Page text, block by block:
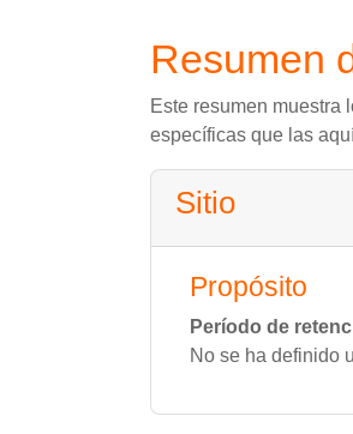
Resumen
Este resumen muestra
específicas que las
Sitio
Propósito
Período de
No se ha definido